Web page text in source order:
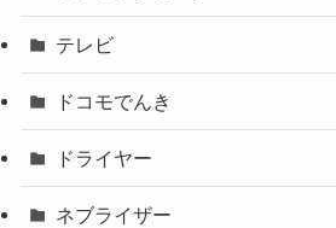
テレビ
ドコモでんき
ドライヤー
ネブライザー